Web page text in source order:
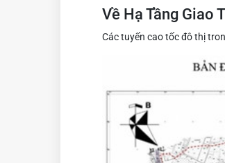
Về Hạ Tầng Giao
Các tuyến cao tốc đô thị